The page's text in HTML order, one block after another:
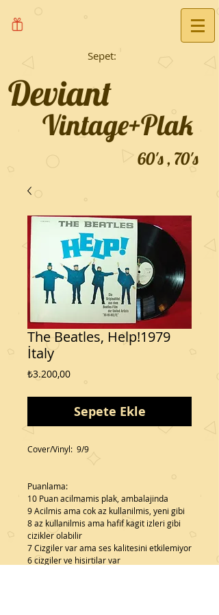
Sepet:
Vintage+Plak
Deviant
60's , 70's
The Beatles, Help!1979
İtaly
₺3.200,00Fiyat
Sepete Ekle
Cover/Vinyl:  9/9
Puanlama:
10 Puan acilmamis plak, ambalajinda
9 Acilmis ama cok az kullanilmis, yeni gibi
8 az kullanilmis ama hafif kagit izleri gibi
cizikler olabilir
7 Cizgiler var ama ses kalitesini etkilemiyor
6 cizgiler ve hisirtilar var